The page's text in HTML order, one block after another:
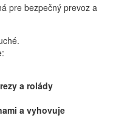
pre bezpečný prevoz a
a rolády
a vyhovuje